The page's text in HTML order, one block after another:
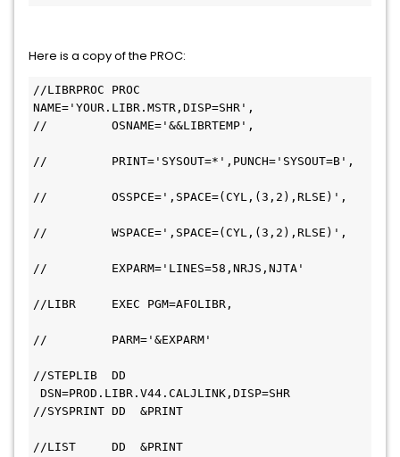
Here is a copy of the PROC:
//LIBRPROC PROC
NAME='YOUR.LIBR.MSTR,DISP=SHR',
//         OSNAME='&&LIBRTEMP',
//         PRINT='SYSOUT=*',PUNCH='SYSOUT=B',
//         OSSPCE=',SPACE=(CYL,(3,2),RLSE)',
//         WSPACE=',SPACE=(CYL,(3,2),RLSE)',
//         EXPARM='LINES=58,NRJS,NJTA'
//LIBR     EXEC PGM=AFOLIBR,
//         PARM='&EXPARM'
//STEPLIB  DD
DSN=PROD.LIBR.V44.CALJLINK,DISP=SHR
//SYSPRINT DD  &PRINT
//LIST     DD  &PRINT